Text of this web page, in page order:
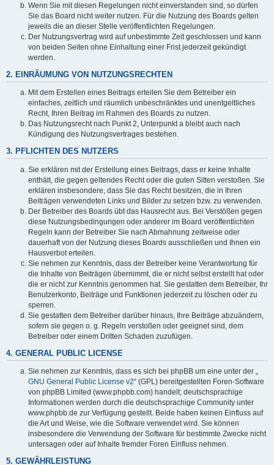
Wenn Sie mit diesen Regelungen nicht einverstanden sind, so dürfen
Sie das Board nicht weiter nutzen. Für die Nutzung des Boards gelten
jeweils die an dieser Stelle veröffentlichten Regelungen.
Der Nutzungsvertrag wird auf unbestimmte Zeit geschlossen und kann
von beiden Seiten ohne Einhaltung einer Frist jederzeit gekündigt
werden.
2. EINRÄUMUNG VON NUTZUNGSRECHTEN
Mit dem Erstellen eines Beitrags erteilen Sie dem Betreiber ein
einfaches, zeitlich und räumlich unbeschränktes und unentgeltliches
Recht, Ihren Beitrag im Rahmen des Boards zu nutzen.
Das Nutzungsrecht nach Punkt 2, Unterpunkt a bleibt auch nach
Kündigung des Nutzungsvertrages bestehen.
3. PFLICHTEN DES NUTZERS
Sie erklären mit der Erstellung eines Beitrags, dass er keine Inhalte
enthält, die gegen geltendes Recht oder die guten Sitten verstoßen. Sie
erklären insbesondere, dass Sie das Recht besitzen, die in Ihren
Beiträgen verwendeten Links und Bilder zu setzen bzw. zu verwenden.
Der Betreiber des Boards übt das Hausrecht aus. Bei Verstößen gegen
diese Nutzungsbedingungen oder anderer im Board veröffentlichten
Regeln kann der Betreiber Sie nach Abmahnung zeitweise oder
dauerhaft von der Nutzung dieses Boards ausschließen und Ihnen ein
Hausverbot erteilen.
Sie nehmen zur Kenntnis, dass der Betreiber keine Verantwortung für
die Inhalte von Beiträgen übernimmt, die er nicht selbst erstellt hat oder
die er nicht zur Kenntnis genommen hat. Sie gestatten dem Betreiber, Ihr
Benutzerkonto, Beiträge und Funktionen jederzeit zu löschen oder zu
sperren.
Sie gestatten dem Betreiber darüber hinaus, Ihre Beiträge abzuändern,
sofern sie gegen o. g. Regeln verstoßen oder geeignet sind, dem
Betreiber oder einem Dritten Schaden zuzufügen.
4. GENERAL PUBLIC LICENSE
Sie nehmen zur Kenntnis, dass es sich bei phpBB um eine unter der „
GNU General Public License v2“ (GPL) bereitgestellten Foren-Software
von phpBB Limited (www.phpbb.com) handelt; deutschsprachige
Informationen werden durch die deutschsprachige Community unter
www.phpbb.de zur Verfügung gestellt. Beide haben keinen Einfluss auf
die Art und Weise, wie die Software verwendet wird. Sie können
insbesondere die Verwendung der Software für bestimmte Zwecke nicht
untersagen oder auf Inhalte fremder Foren Einfluss nehmen.
5. GEWÄHRLEISTUNG